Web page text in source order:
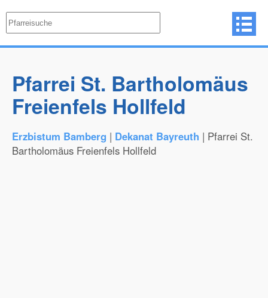
Pfarrei St. Bartholomäus
Freienfels Hollfeld
Erzbistum Bamberg | Dekanat Bayreuth | Pfarrei St.
Bartholomäus Freienfels Hollfeld